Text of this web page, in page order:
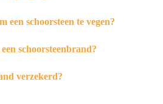
een schoorsteen te vegen?
schoorsteenbrand?
verzekerd?